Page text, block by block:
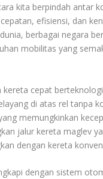
kita berpindah antar
efisiensi, dan
berbagai negara
mobilitas yang
cepat
di atas rel tanpa
memungkinkan
jalur kereta maglev
dengan kereta
dengan sistem